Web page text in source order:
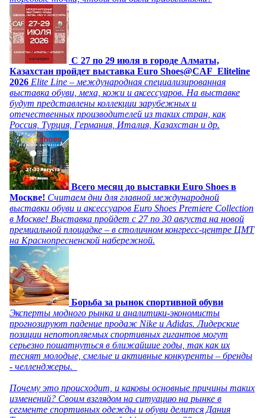
C 27 по 29 июля в городе Алматы,
Казахстан пройдет выставка Euro Shoes@CAF_Eliteline
2026 Elite Line – международная специализированная
выставка обуви, меха, кожи и аксессуаров. На выставке
будут представлены коллекции зарубежных и
отечественных производителей из таких стран, как
Россия, Турция, Германия, Италия, Казахстан и др.
Всего месяц до выставки Euro Shoes в
Москве! Считаем дни для главной международной
выставки обуви и аксессуаров Euro Shoes Premiere Collection
в Москве! Выставка пройдет с 27 по 30 августа на новой
премиальной площадке – в столичном конгресс-центре ЦМТ
на Краснопресненской набережной.
Борьба за рынок спортивной обуви
Эксперты модного рынка и аналитики-экономисты
прогнозируют падение продаж Nike и Adidas. Лидерские
позиции непотопляемых спортивных гигантов могут
серьезно пошатнуться в ближайшие годы, так как их
теснят молодые, смелые и активные конкуренты – бренды
- челленджеры.
Почему это происходит, и каковы основные причины таких
изменений? Своим взглядом на ситуацию на рынке в
сегменте спортивных одежды и обуви делится Дания